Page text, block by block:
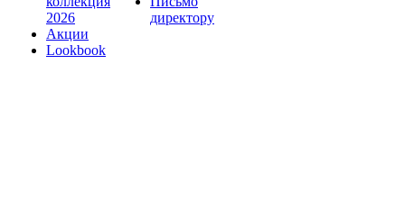
2026
Акции
Lookbook
директору